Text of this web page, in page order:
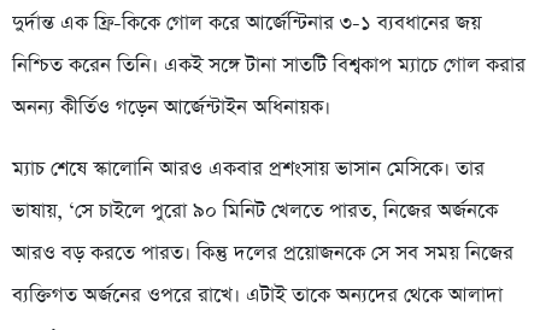
দুর্দান্ত এক ফ্রি-কিকে গোল করে আর্জেন্টিনার ৩-১ ব্যবধানের জয়
নিশ্চিত করেন তিনি। একই সঙ্গে টানা সাতটি বিশ্বকাপ ম্যাচে গোল করার
অনন্য কীর্তিও গড়েন আর্জেন্টাইন অধিনায়ক।
ম্যাচ শেষে স্কালোনি আরও একবার প্রশংসায় ভাসান মেসিকে। তার
ভাষায়, ‘সে চাইলে পুরো ৯০ মিনিট খেলতে পারত, নিজের অর্জনকে
আরও বড় করতে পারত। কিন্তু দলের প্রয়োজনকে সে সব সময় নিজের
ব্যক্তিগত অর্জনের ওপরে রাখে। এটাই তাকে অন্যদের থেকে আলাদা